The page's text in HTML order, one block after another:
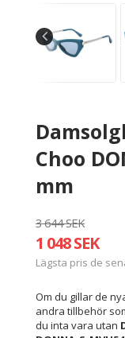
Choo
mm
3 644 SEK
1 048 SEK
Lägsta pris de
Om du gillar de
andra tillbehör
du inta vara utan